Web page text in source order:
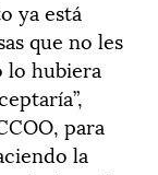
ya está
que no les
lo hubiera
para
la